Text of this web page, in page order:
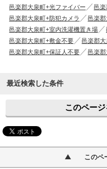
邑楽郡大泉町+光ファイバー
邑
邑楽郡大泉町+防犯カメラ
邑楽
邑楽郡大泉町+室内洗濯機置き場
邑楽郡大泉町+敷金不要
邑楽郡
邑楽郡大泉町+保証人不要
邑楽
最近検索した条件
このペー
このペ